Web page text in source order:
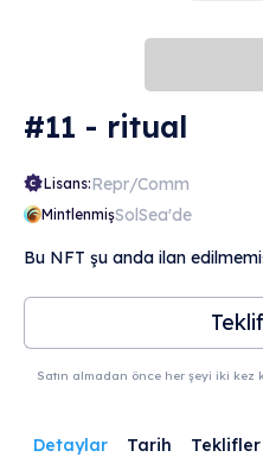
#11 - ritual
Lisans:Repr/Comm
MintlenmişSolSea'de
Bu NFT şu anda ilan
Satın almadan önce her şeyi iki kez
Detaylar Tarih Teklifler